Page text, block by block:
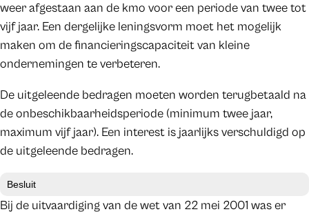
weer afgestaan aan de kmo voor een periode van twee tot
vijf jaar. Een dergelijke leningsvorm moet het mogelijk
maken om de financieringscapaciteit van kleine
ondernemingen te verbeteren.
De uitgeleende bedragen moeten worden terugbetaald na
de onbeschikbaarheidsperiode (minimum twee jaar,
maximum vijf jaar). Een interest is jaarlijks verschuldigd op
de uitgeleende bedragen.
Besluit
Bij de uitvaardiging van de wet van 22 mei 2001 was er